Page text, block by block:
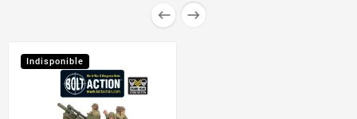
 
Indisponible